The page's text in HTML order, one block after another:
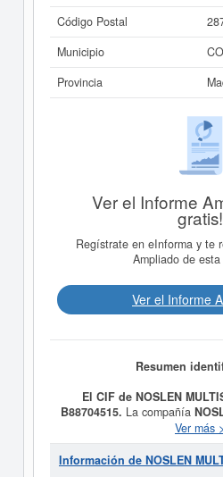
Código Postal
Municipio
Provincia
Ver el Informe
gratis!
Regístrate en eInforma y te
Ampliado de
Ver el Informe
Resumen
El CIF de NOSLEN
B88704515. La compañía
fue fundada el día 06/05/
social Cimentaciones y
cimentación, hinca de pilotes y
Ver más >
Información de NOSLEN